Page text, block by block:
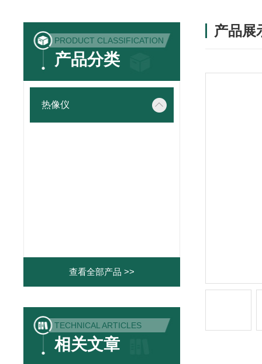
PRODUCT CLASSIFICATION
产品分类
热像仪
查看全部产品 >>
TECHNICAL ARTICLES
相关文章
产品展